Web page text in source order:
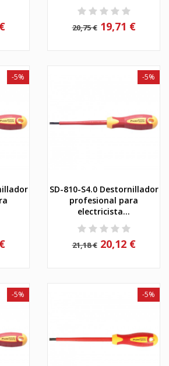
20,75 € 19,71 €
-5%
SD-810-S4.0 Destornillador
profesional para
electricista...
21,18 €
-5%
20,12 €
-5% -5%